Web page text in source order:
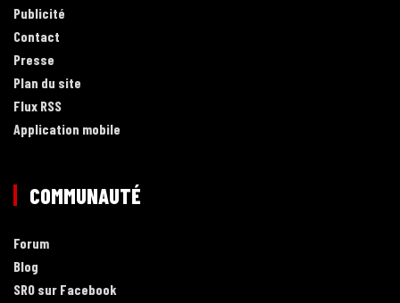
Publicité
Contact
Presse
Plan du site
Flux RSS
Application mobile
COMMUNAUTÉ
Forum
Blog
SRO sur Facebook